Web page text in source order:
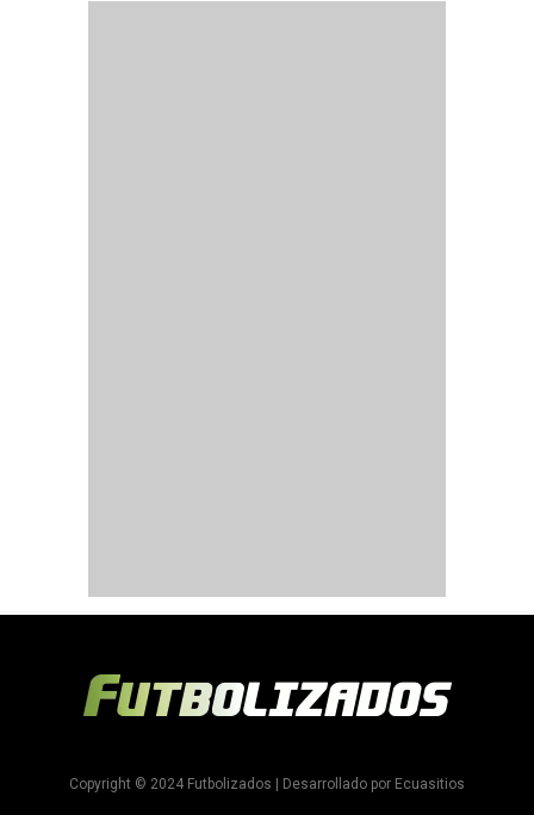
Copyright © 2024 Futbolizados | Desarrollado por Ecuasitios